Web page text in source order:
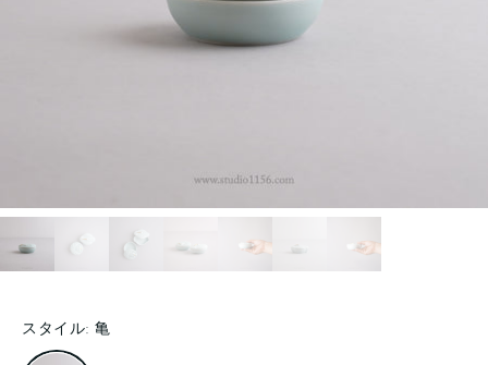
スタイル:亀